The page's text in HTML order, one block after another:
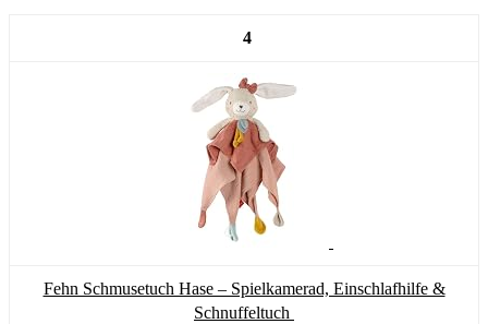
4
Fehn Schmusetuch Hase – Spielkamerad, Einschlafhilfe &
Schnuffeltuch